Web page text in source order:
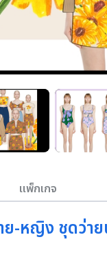
แพ็กเกจ
-หญิง ชุดว่า